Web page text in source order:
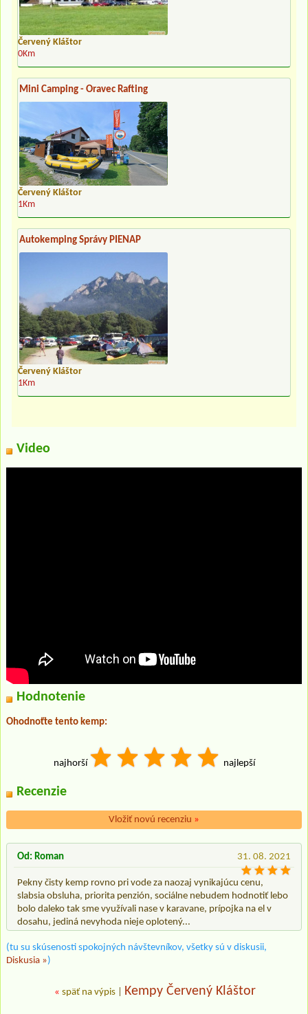
Červený Kláštor
0Km
Mini Camping - Oravec Rafting
Červený Kláštor
1Km
Autokemping Správy PIENAP
Červený Kláštor
1Km
Video
Hodnotenie
Ohodnoťte tento kemp:
najhorší najlepší
Recenzie
Vložiť novú recenziu »
31. 08. 2021
Od: Roman
Pekny čisty kemp rovno pri vode za naozaj vynikajúcu cenu,
slabsia obsluha, priorita penzión, sociálne nebudem hodnotiť lebo
bolo daleko tak sme využívali nase v karavane, prípojka na el v
dosahu, jediná nevyhoda nieje oplotený...
(tu su skúsenosti spokojných návštevníkov, všetky sú v diskusii,
Diskusia »)
« späť na výpis Kempy Červený Kláštor